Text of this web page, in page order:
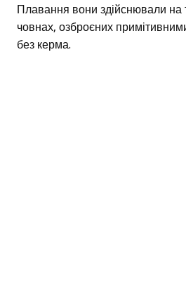
Плавання вони здійснювали на
човнах, озброєних
без керма.